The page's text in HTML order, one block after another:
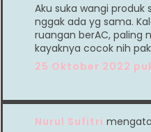
Aku suka wangi produk
nggak ada yg sama.
ruangan berAC, paling
kayaknya cocok nih
25 Oktober 2022
Nurul Sufitri